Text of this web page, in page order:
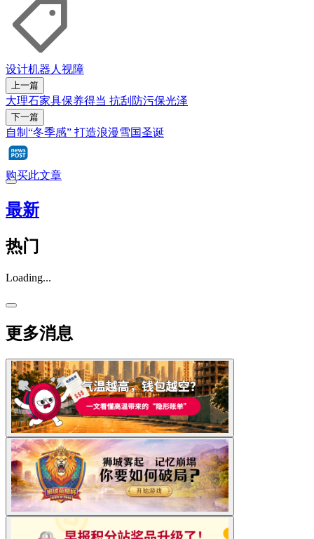
设计机器人 视障
上一篇
大理石家具保养得当 抗刮防污保光泽
下一篇
自制“冬季感” 打造浪漫雪国圣诞
购买此文章
最新
热门
Loading...
更多消息